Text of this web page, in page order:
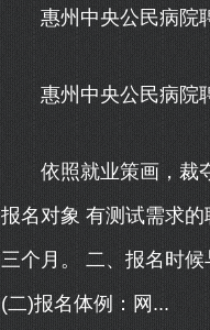
惠州中央公民病院聘
惠州中央公民病院聘
依照就业策画，裁夺
报名对象 有测试需求
三个月。 二、报名时
(二)报名体例：网...